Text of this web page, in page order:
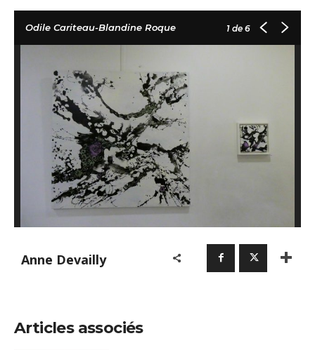
Odile Cariteau-Blandine Roque 1 de 6
Anne Devailly
Articles associés